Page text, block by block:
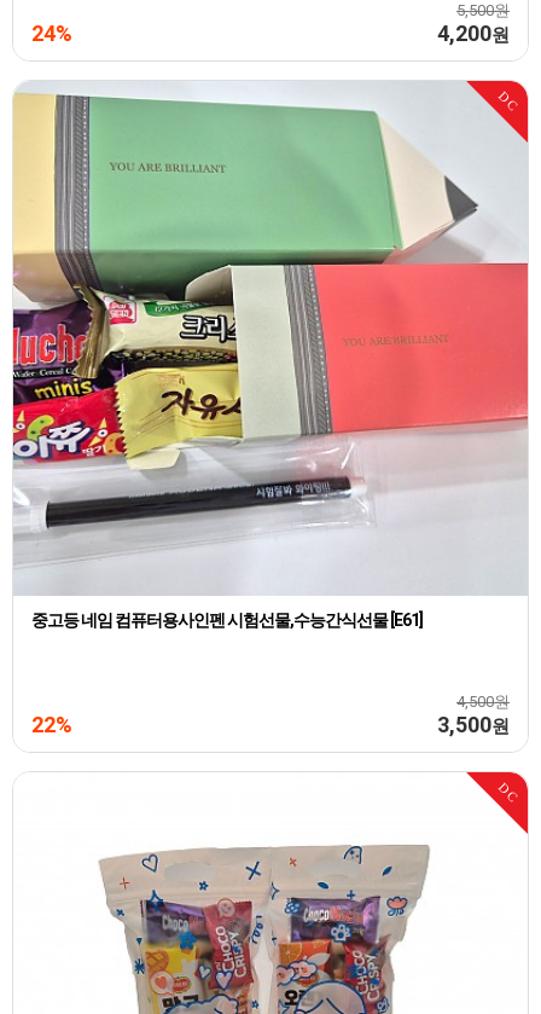
5,500원
24% 4,200원
DC
중고등 네임 컴퓨터용사인펜 시험선물,수능간식선물 [E61]
4,500원
22% 3,500원
DC